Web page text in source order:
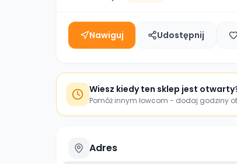
Nawiguj Udostępnij
Wiesz kiedy ten sklep jest
Pomóż innym łowcom - dodaj godziny
Adres